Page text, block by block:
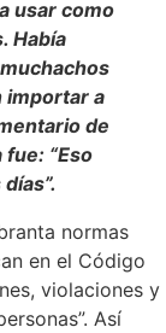
usar como
Había
importar a
de
“Eso
normas
en el Código
violaciones y
Así